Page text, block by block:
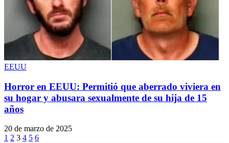
EEUU
Horror en EEUU: Permitió que aberrado viviera en
su hogar y abusara sexualmente de su hija de 15
años
20 de marzo de 2025
1 2 3 4 5 6